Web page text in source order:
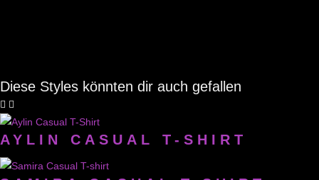
Diese Styles könnten dir auch gefallen
AYLIN CASUAL T-SHIRT